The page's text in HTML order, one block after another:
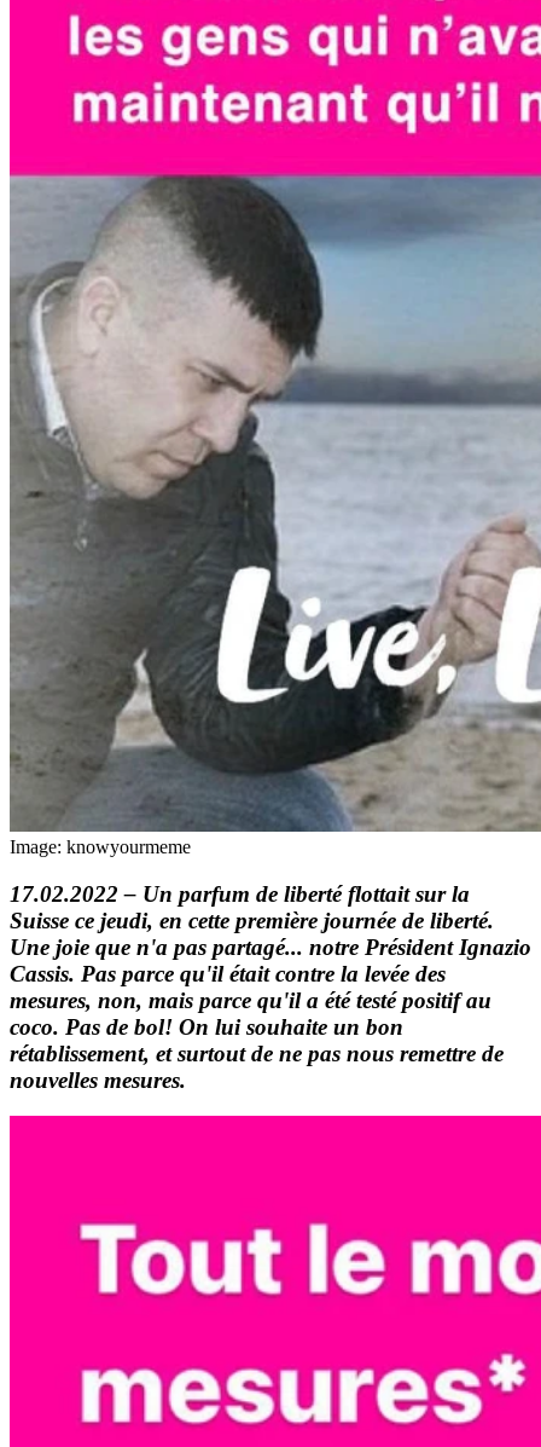
Image: knowyourmeme
17.02.2022 – Un parfum de liberté flottait sur la
Suisse ce jeudi, en cette première journée de liberté.
Une joie que n'a pas partagé... notre Président Ignazio
Cassis. Pas parce qu'il était contre la levée des
mesures, non, mais parce qu'il a été testé positif au
coco. Pas de bol! On lui souhaite un bon
rétablissement, et surtout de ne pas nous remettre de
nouvelles mesures.